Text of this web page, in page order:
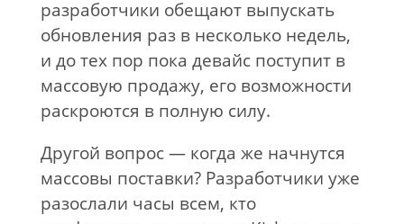
разработчики обещают выпускать
обновления раз в несколько недель,
и до тех пор пока девайс поступит в
массовую продажу, его возможности
раскроются в полную силу.
Другой вопрос — когда же начнутся
массовы поставки? Разработчики уже
разослали часы всем, кто